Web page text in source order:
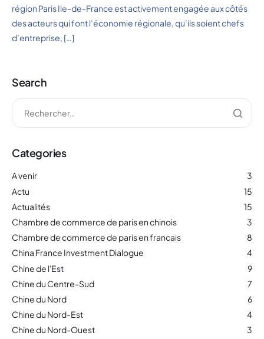
région Paris Ile-de-France est activement engagée aux côtés
des acteurs qui font l’économie régionale, qu’ils soient chefs
d’entreprise, […]
Search
Categories
A venir
3
Actu
15
Actualités
15
Chambre de commerce de paris en chinois
3
Chambre de commerce de paris en francais
8
China France Investment Dialogue
4
Chine de l'Est
9
Chine du Centre-Sud
7
Chine du Nord
6
Chine du Nord-Est
4
Chine du Nord-Ouest
3